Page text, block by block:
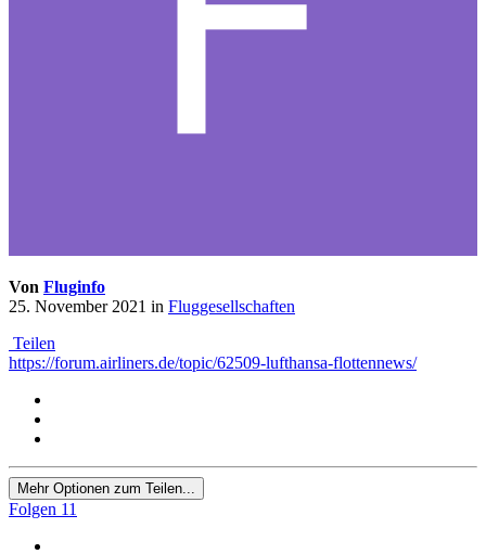
Von Fluginfo
25. November 2021 in Fluggesellschaften
Teilen
https://forum.airliners.de/topic/62509-lufthansa-flottennews/
Mehr Optionen zum Teilen...
Folgen 11